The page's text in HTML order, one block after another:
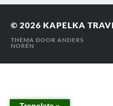
© 2026 KAPELKA
THEMA DOORANDERS
NORÉN